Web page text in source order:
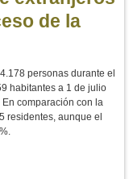
de la
personas durante el
habitantes a 1 de julio
comparación con la
residentes, aunque el